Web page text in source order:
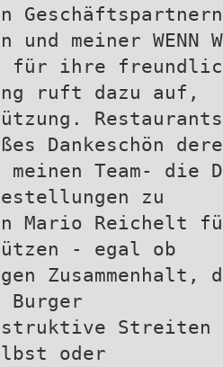
und meiner WENN
ihre freundliche
ruft dazu auf,
Dankeschön
meinen Team- die
zu
Mario Reichelt
- egal ob
Burger
Streiten
oder